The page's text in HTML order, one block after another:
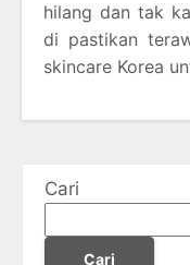
hilang dan tak
di pastikan
skincare Korea
Cari
Cari